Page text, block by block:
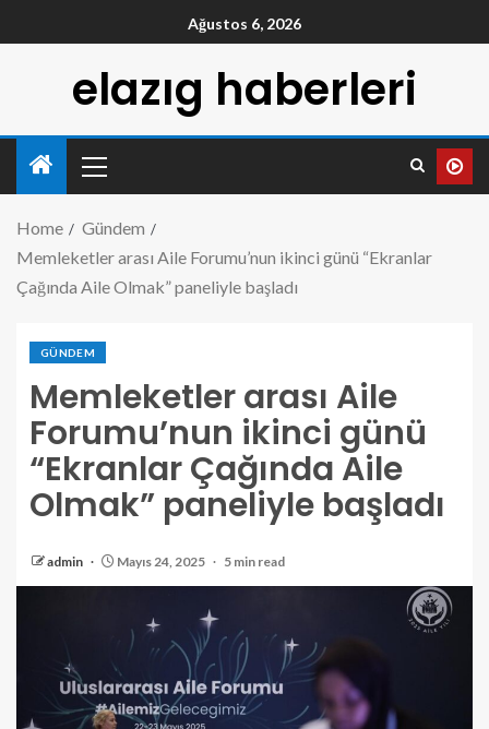
Ağustos 6, 2026
elazıg haberleri
Home
Gündem
Memleketler arası Aile Forumu’nun ikinci günü “Ekranlar
Çağında Aile Olmak” paneliyle başladı
GÜNDEM
Memleketler arası Aile
Forumu’nun ikinci günü
“Ekranlar Çağında Aile
Olmak” paneliyle başladı
admin Mayıs 24, 2025 5 min read